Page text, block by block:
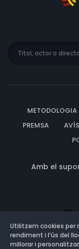
METODOLOGIA
PREMSA
Amb el
Utilitzem cookies per
rendiment i l’ús del
millorar i